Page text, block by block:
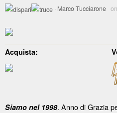
· Marco Tucciarone on
Acquista:
Siamo nel 1998. Anno di Grazia